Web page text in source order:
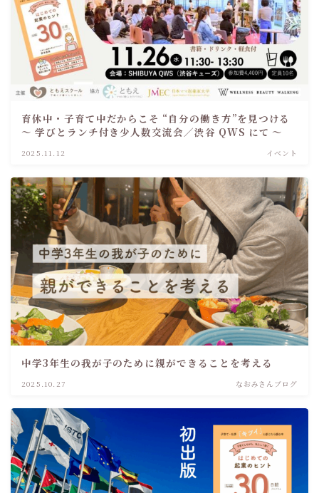
育休中・子育て中だからこそ “自分の働き方”を見つける
～ 学びとランチ付き少人数交流会／渋谷 QWS にて ～
2025.11.12 イベント
中学3年生の我が子のために親ができることを考える
2025.10.27 なおみさんブログ